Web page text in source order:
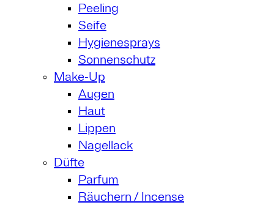
Peeling
Seife
Hygienesprays
Sonnenschutz
Make-Up
Augen
Haut
Lippen
Nagellack
Düfte
Parfum
Räuchern / Incense